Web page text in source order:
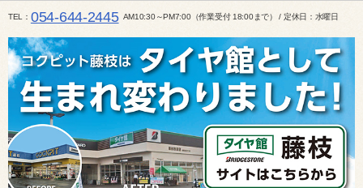
TEL 054-644-2445 AM10:30～PM7:00（作業受付 18:00まで） / 定休日：水曜日